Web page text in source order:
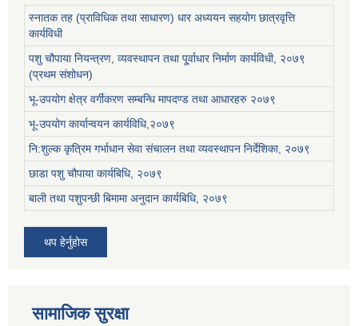
स्नातक तह (प्राविधिक तथा साधारण) धार अध्ययन सहयोग छात्रवृत्ति
कार्यविधी
पशु चौपाया नियन्त्रण, व्यवस्थापन तथा पू्र्वाधार निर्माण कार्यविधी, २०७९
(प्रथम संशोधन)
भू-उपयोग क्षेत्र वर्गीकरण सम्बन्धि मापदण्ड तथा आधारहरु २०७९
भू-उपयोग कार्यान्वयन कार्यविधि,२०७९
नि:शुल्क कृत्रिम गर्भाधान सेवा संचालन तथा व्यवस्थापन निर्देशिका, २०७९
छाडा पशु चौपाया कार्यबिधि, २०७९
बाली तथा पशुपन्छी बिमामा अनुदान कार्यबिधि, २०७९
थप हेर्नुहोस
सामाजिक सुरक्षा